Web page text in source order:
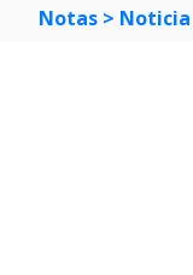
Notas > Noticia